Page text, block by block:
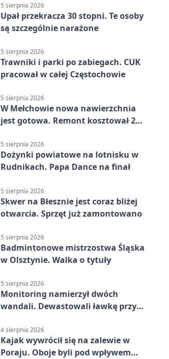
5 sierpnia 2026
Upał przekracza 30 stopni. Te osoby
są szczególnie narażone
5 sierpnia 2026
Trawniki i parki po zabiegach. CUK
pracował w całej Częstochowie
5 sierpnia 2026
W Mełchowie nowa nawierzchnia
jest gotowa. Remont kosztował 222
5 sierpnia 2026
Dożynki powiatowe na lotnisku w
Rudnikach. Papa Dance na finał
5 sierpnia 2026
Skwer na Błesznie jest coraz bliżej
otwarcia. Sprzęt już zamontowano
5 sierpnia 2026
Badmintonowe mistrzostwa Śląska
w Olsztynie. Walka o tytuły
5 sierpnia 2026
Monitoring namierzył dwóch
wandali. Dewastowali ławkę przy
4 sierpnia 2026
Kajak wywrócił się na zalewie w
Poraju. Oboje byli pod wpływem